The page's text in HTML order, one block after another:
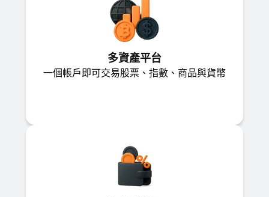
多資產平台
一個帳戶即可交易股票、指數、商品與貨幣